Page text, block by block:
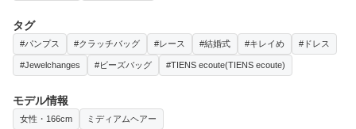
タグ
#パンプス #クラッチバッグ #レース #結婚式 #キレイめ #ドレス
#Jewelchanges #ビーズバッグ #TIENS ecoute(TIENS ecoute)
モデル情報
女性・166cm ミディアムヘアー